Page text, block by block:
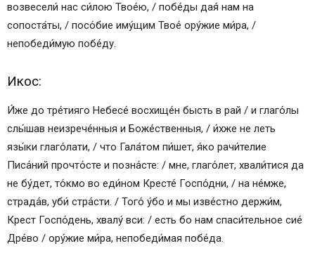
возвесели́ нас си́лою Твое́ю, / побе́ды дая́ нам на
сопоста́ты, / посо́бие иму́щим Твое́ oру́жие ми́ра, /
непобеди́мую побе́ду.
Икос:
И́же до тре́тияго Небесе́ восхище́н бысть в рай / и глаго́лы
слы́шав неизрече́нныя и Боже́ственныя, / и́хже не леть
язы́ки глаго́лати, / что Гала́том пи́шет, я́ко рачи́телие
Писа́ний прочто́сте и позна́сте: / мне, глаго́лет, хвали́тися да
не бу́дет, то́кмо во еди́ном Кресте́ Госпо́дни, / на не́мже,
страда́в, уби́ стра́сти. / Того́ у́бо и мы изве́стно держи́м,
Крест Госпо́день, хвалу́ вси: / есть бо нам спаси́тельное сие́
Дре́во / oру́жие ми́ра, непобеди́мая побе́да.